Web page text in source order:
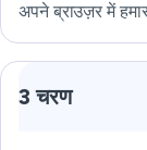
अपने ब्राउज़र में
3 चरण